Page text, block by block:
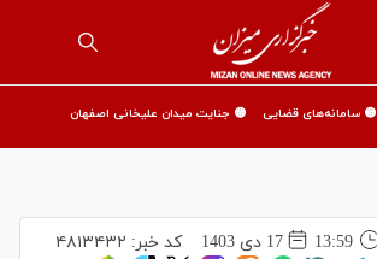
🟡 سامانه‌های قضایی 🟡 جنایت میدان علیخانی اصفهان
13:59 17 دی 1403 کد خبر: ۴۸۱۳۴۳۲